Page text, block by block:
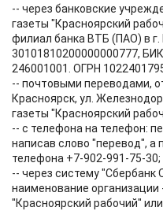
-- через банковские
газеты "Красноярский
филиал банка ВТБ (ПАО) в г.
30101810200000000777,
246001001. ОГРН
-- почтовыми переводами,
Красноярск, ул.
газеты "Красноярский
-- с телефона на телефон:
написав слово "перевод", а
телефона +7-902-991-75-30;
-- через систему "Сбербанк
наименование организации
"Красноярский рабочий"